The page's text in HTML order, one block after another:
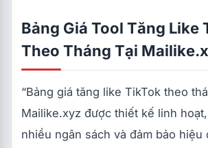
Bảng Giá Tool Tăng Like
Theo Tháng Tại
“Bảng giá tăng like TikTok theo
Mailike.xyz được thiết kế linh
nhiều ngân sách và đảm bảo hiệu